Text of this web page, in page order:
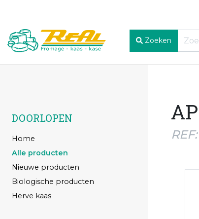
Zoeken
DOORLOPEN
Home
Alle producten
Nieuwe producten
Biologische producten
Herve kaas